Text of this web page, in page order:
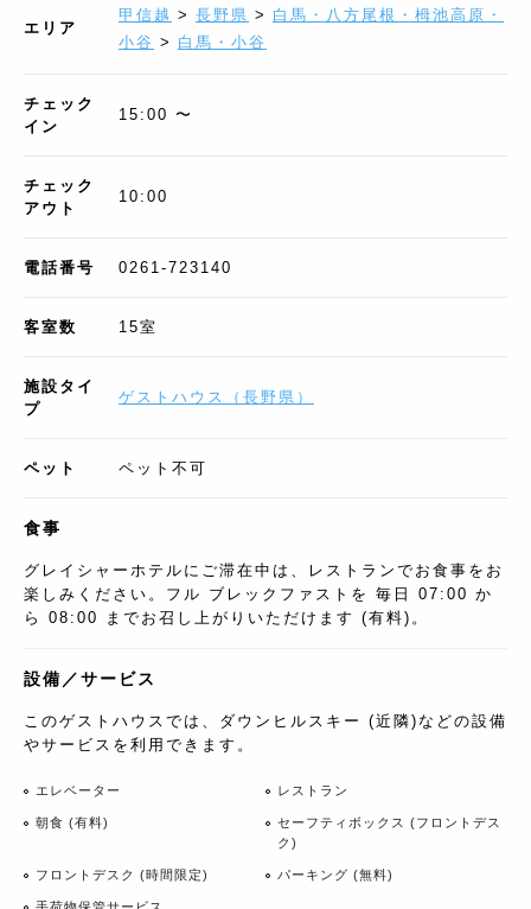
エリア
甲信越 > 長野県 > 白馬・八方尾根・栂池高原・
小谷 > 白馬・小谷
チェック
イン
15:00 〜
チェック
アウト
10:00
電話番号 0261-723140
客室数 15室
施設タイ
プ
ゲストハウス （ 長野県 ）
ペット ペット不可
食事
グレイシャーホテルにご滞在中は、レストランでお食事をお
楽しみください。フル ブレックファストを 毎日 07:00 か
ら 08:00 までお召し上がりいただけます (有料)。
設備／サービス
このゲストハウスでは、ダウンヒルスキー (近隣)などの設備
やサービスを利用できます。
エレベーター レストラン
朝食 (有料)
セーフティボックス (フロントデス
ク)
フロントデスク (時間限定) パーキング (無料)
手荷物保管サービス